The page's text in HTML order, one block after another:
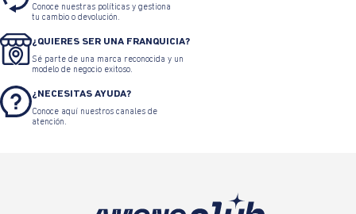
Conoce nuestras políticas y gestiona
tu cambio o devolución.
¿QUIERES SER UNA FRANQUICIA?
Sé parte de una marca reconocida y un
modelo de negocio exitoso.
¿NECESITAS AYUDA?
Conoce aquí nuestros canales de
atención.